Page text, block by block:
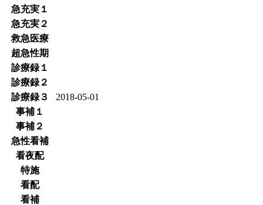
急充実１
急充実２
救急医療
超急性期
診療録１
診療録２
診療録３
2018-05-01
事補１
事補２
急性看補
看夜配
特施
看配
看補